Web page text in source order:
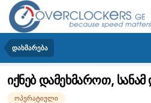
დახმარება
იქნებ დამეხმაროთ,
ოპერატიული